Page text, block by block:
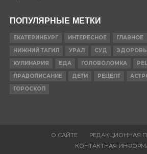
ПОПУЛЯРНЫЕ МЕТКИ
ЕКАТЕРИНБУРГ ИНТЕРЕСНОЕ ГЛАВНОЕ
НИЖНИЙ ТАГИЛ
УРАЛ СУД
КУЛИНАРИЯ
ЕДА ГОЛОВОЛОМКА
ПРАВОПИСАНИЕ
ДЕТИ РЕЦЕПТ
ГОРОСКОП
О САЙТЕ
РЕДАКЦИОННАЯ
КОНТАКТНАЯ